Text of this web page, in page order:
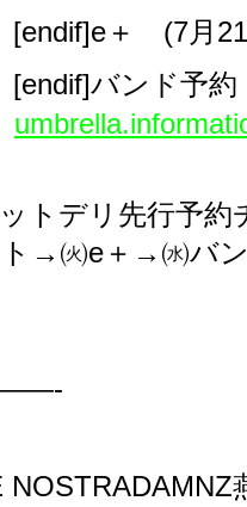
[endif]e＋ (7月 21
[endif]バンド予
トデリ先行予約
→ ㈫e＋ → ㈬バ
NOSTRADAMNZ